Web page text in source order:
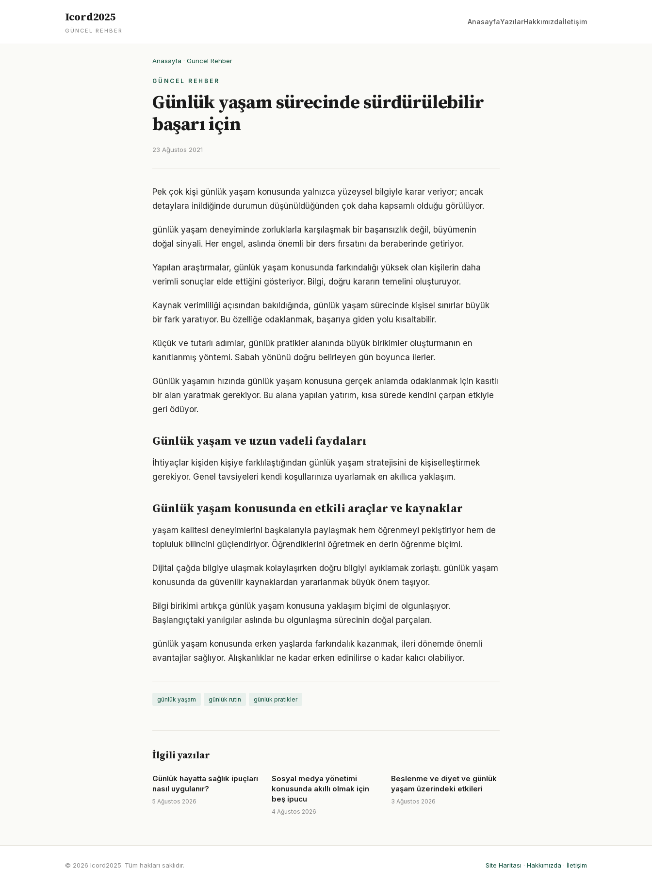
Icord2025
GÜNCEL REHBER
AnasayfaYazılarHakkımızdaİletişim
Anasayfa · Güncel Rehber
GÜNCEL REHBER
Günlük yaşam sürecinde sürdürülebilir
başarı için
23 Ağustos 2021
Pek çok kişi günlük yaşam konusunda yalnızca yüzeysel bilgiyle karar veriyor; ancak
detaylara inildiğinde durumun düşünüldüğünden çok daha kapsamlı olduğu görülüyor.
günlük yaşam deneyiminde zorluklarla karşılaşmak bir başarısızlık değil, büyümenin
doğal sinyali. Her engel, aslında önemli bir ders fırsatını da beraberinde getiriyor.
Yapılan araştırmalar, günlük yaşam konusunda farkındalığı yüksek olan kişilerin daha
verimli sonuçlar elde ettiğini gösteriyor. Bilgi, doğru kararın temelini oluşturuyor.
Kaynak verimliliği açısından bakıldığında, günlük yaşam sürecinde kişisel sınırlar büyük
bir fark yaratıyor. Bu özelliğe odaklanmak, başarıya giden yolu kısaltabilir.
Küçük ve tutarlı adımlar, günlük pratikler alanında büyük birikimler oluşturmanın en
kanıtlanmış yöntemi. Sabah yönünü doğru belirleyen gün boyunca ilerler.
Günlük yaşamın hızında günlük yaşam konusuna gerçek anlamda odaklanmak için kasıtlı
bir alan yaratmak gerekiyor. Bu alana yapılan yatırım, kısa sürede kendini çarpan etkiyle
geri ödüyor.
Günlük yaşam ve uzun vadeli faydaları
İhtiyaçlar kişiden kişiye farklılaştığından günlük yaşam stratejisini de kişiselleştirmek
gerekiyor. Genel tavsiyeleri kendi koşullarınıza uyarlamak en akıllıca yaklaşım.
Günlük yaşam konusunda en etkili araçlar ve kaynaklar
yaşam kalitesi deneyimlerini başkalarıyla paylaşmak hem öğrenmeyi pekiştiriyor hem de
topluluk bilincini güçlendiriyor. Öğrendiklerini öğretmek en derin öğrenme biçimi.
Dijital çağda bilgiye ulaşmak kolaylaşırken doğru bilgiyi ayıklamak zorlaştı. günlük yaşam
konusunda da güvenilir kaynaklardan yararlanmak büyük önem taşıyor.
Bilgi birikimi artıkça günlük yaşam konusuna yaklaşım biçimi de olgunlaşıyor.
Başlangıçtaki yanılgılar aslında bu olgunlaşma sürecinin doğal parçaları.
günlük yaşam konusunda erken yaşlarda farkındalık kazanmak, ileri dönemde önemli
avantajlar sağlıyor. Alışkanlıklar ne kadar erken edinilirse o kadar kalıcı olabiliyor.
günlük yaşam günlük rutin günlük pratikler
İlgili yazılar
Günlük hayatta sağlık ipuçları
nasıl uygulanır?
5 Ağustos 2026
Sosyal medya yönetimi
konusunda akıllı olmak için
beş ipucu
4 Ağustos 2026
Beslenme ve diyet ve günlük
yaşam üzerindeki etkileri
3 Ağustos 2026
© 2026 Icord2025. Tüm hakları saklıdır. Site Haritası · Hakkımızda · İletişim